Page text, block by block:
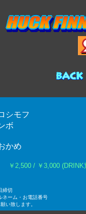
シモフ
ボ
かめ
2,500 / ￥3,000 (DRINK
締切
ネーム・お電話番号
い致します。